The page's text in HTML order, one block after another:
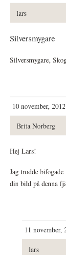
lars
Silversmygare
Silversmygare,
10 november,
Brita Norberg
Hej Lars!
Jag trodde
din bild på denna
11 november,
lars